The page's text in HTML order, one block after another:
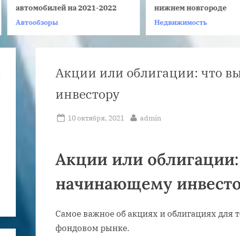
автомобилей на 2021-2022
Автообзоры
нижнем новгороде
Недвижимость
Акции или облигации: что
инвестору
Posted
10 октября, 2021 By
admin
Акции или
начинающему
Самое важное об акциях и облигациях для
фондовом рынке.